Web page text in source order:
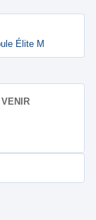
Élite M